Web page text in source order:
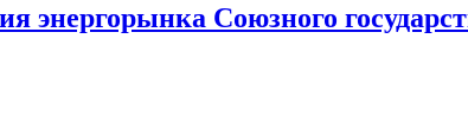
энергорынка Союзного